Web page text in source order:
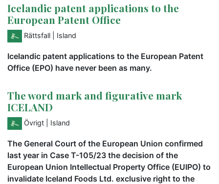
Icelandic patent applications to the
European Patent Office
Rättsfall | Island
Icelandic patent applications to the European Patent
Office (EPO) have never been as many.
The word mark and figurative mark
ICELAND
Övrigt | Island
The General Court of the European Union confirmed
last year in Case T-105/23 the decision of the
European Union Intellectual Property Office (EUIPO) to
invalidate Iceland Foods Ltd. exclusive right to the